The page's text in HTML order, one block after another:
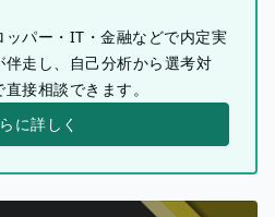
パー・IT・金融などで内定実
走し、自己分析から選考対
接相談できます。
に詳しく